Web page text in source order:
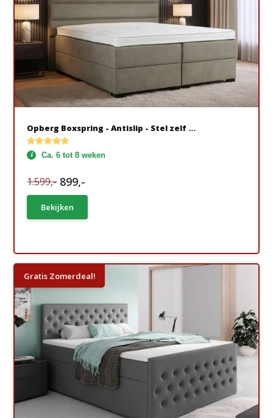
Opberg Boxspring - Antislip - Stel zelf ...
Ca. 6 tot 8 weken
1.599,- 899,-
Bekijken
Gratis Zomerdeal!